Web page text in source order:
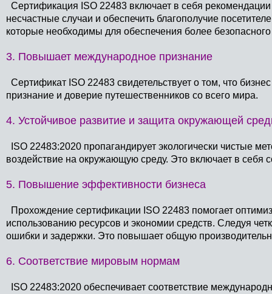
Сертификация ISO 22483 включает в себя
несчастные случаи и обеспечить благополучие
которые необходимы для обеспечения более
3. Повышает международное признание
Сертификат ISO 22483 свидетельствует о том, что
признание и доверие путешественников со всего мира.
4. Устойчивое развитие и защита окружающей
ISO 22483:2020 пропагандирует экологически чистые
воздействие на окружающую среду. Это включает в
5. Повышение эффективности бизнеса
Прохождение сертификации ISO 22483 помогает
использованию ресурсов и экономии средств. Следуя
ошибки и задержки. Это повышает общую
6. Соответствие мировым нормам
ISO 22483:2020 обеспечивает соответствие